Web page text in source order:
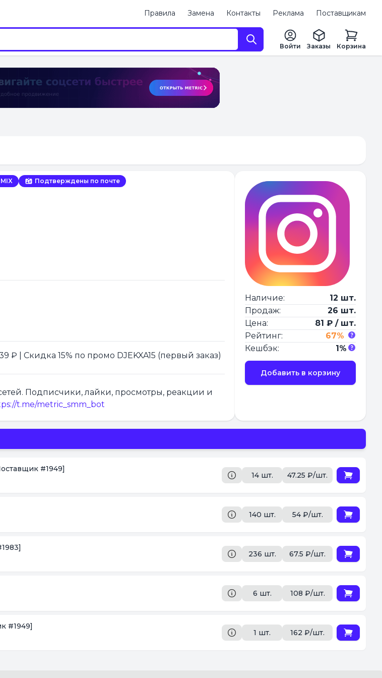
Правила Замена Контакты Реклама Поставщикам
Войти Заказы Корзина
MIX Подтверждены по почте
₽ | Скидка 15% по промо DJEKXA15 (первый заказ)
Подписчики, лайки, просмотры, реакции и
t.me/metric_smm_bot
Наличие:
12 шт.
Продаж:
26 шт.
Цена:
81 ₽ / шт.
Рейтинг:
67%
Кешбэк:
1%
Добавить в корзину
#1949]
14 шт. 47.25 ₽/шт.
140 шт. 54 ₽/шт.
236 шт. 67.5 ₽/шт.
6 шт. 108 ₽/шт.
#1949]
1 шт. 162 ₽/шт.